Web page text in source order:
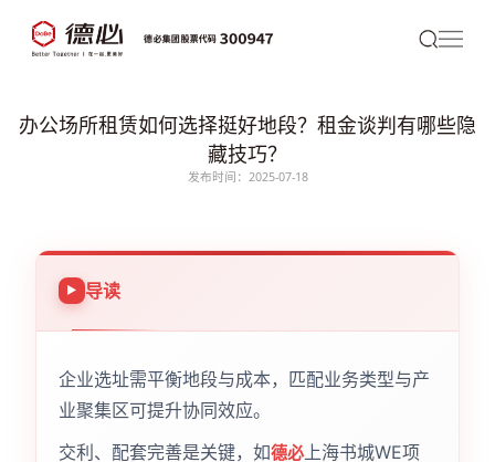
办公场所租赁如何选择挺好地段？租金谈判有哪些隐
藏技巧？
发布时间：2025-07-18
导读
企业选址需平衡地段与成本，匹配业务类型与产
业聚集区可提升协同效应。
交利、配套完善是关键，如德必上海书城WE项